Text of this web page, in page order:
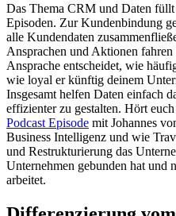
Das Thema CRM und Daten füllt
Episoden. Zur Kundenbindung
alle Kundendaten
Ansprachen und Aktionen
Ansprache entscheidet, wie
wie loyal er künftig deinem
Insgesamt helfen Daten einfach
effizienter zu gestalten. Hört
Podcast Episode mit Johannes
Business Intelligenz und wie
und Restrukturierung das
Unternehmen gebunden hat und
arbeitet.